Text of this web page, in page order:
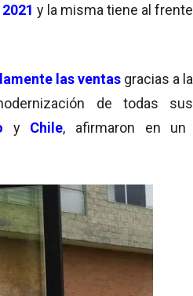
y la misma tiene al frente
las ventasgracias a la
de todas sus
yChile, afirmaron en un